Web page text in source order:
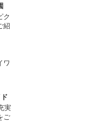
ク
紹
ワ
実
ご